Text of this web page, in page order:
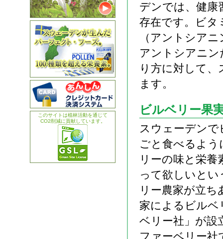
デンでは、健康
存在です。ビタ
（アントシア
アントシアニ
り方に対して
ます。
ビルベリー果
スウェーデンで
ごと食べるよ
リーの味と栄
って欲しいと
リー農家が立
家によるビルベ
ベリー社」が設
ファーベリー社
このサイトは植林活動を通じて
CO2削減に貢献しています。